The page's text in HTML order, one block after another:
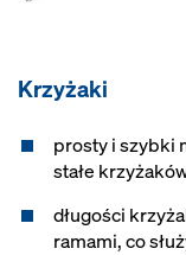
Krzyżaki
prosty i szybki
stałe
długości
ramami, co